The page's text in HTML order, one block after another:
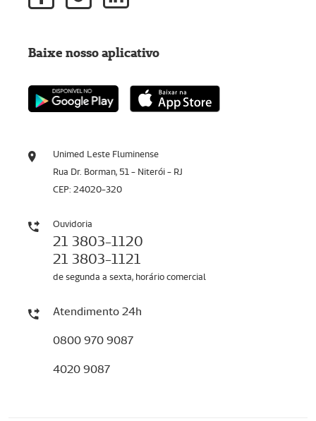
Unimed Leste Fluminense
Rua Dr. Borman, 51 - Niterói - RJ
CEP: 24020-320
Ouvidoria
21 3803-1120
21 3803-1121
de segunda a sexta, horário comercial
Atendimento 24h
0800 970 9087
4020 9087
Baixe nosso aplicativo